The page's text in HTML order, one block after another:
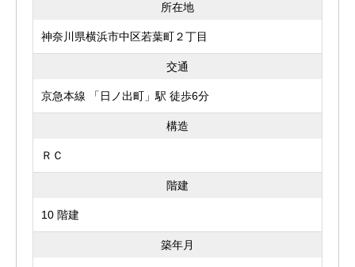
所在地
神奈川県横浜市中区若葉町２丁目
交通
京急本線 「日ノ出町」駅 徒歩6分
構造
ＲＣ
階建
10 階建
築年月